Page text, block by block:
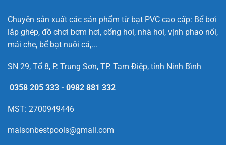
Chuyên sản xuất các sản phẩm từ bạt PVC cao cấp: Bể bơi
lắp ghép, đồ chơi bơm hơi, cổng hơi, nhà hơi, vịnh phao nổi,
mái che, bể bạt nuôi cá,...
SN 29, Tổ 8, P. Trung Sơn, TP. Tam Điệp, tỉnh Ninh Bình
0358 205 333 - 0982 881 332
MST: 2700949446
maisonbestpools@gmail.com